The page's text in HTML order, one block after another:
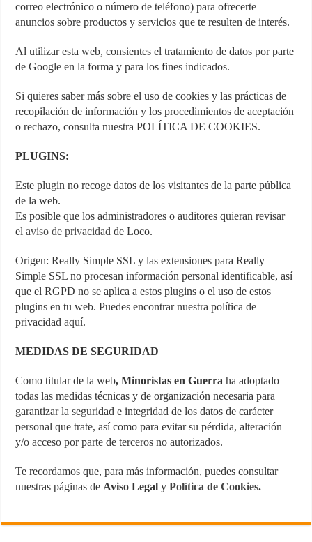
correo electrónico o número de teléfono) para ofrecerte
anuncios sobre productos y servicios que te resulten de interés.
Al utilizar esta web, consientes el tratamiento de datos por parte
de Google en la forma y para los fines indicados.
Si quieres saber más sobre el uso de cookies y las prácticas de
recopilación de información y los procedimientos de aceptación
o rechazo, consulta nuestra POLÍTICA DE COOKIES.
PLUGINS:
Este plugin no recoge datos de los visitantes de la parte pública
de la web.
Es posible que los administradores o auditores quieran revisar
elaviso de privacidad de Loco.
Origen: Really Simple SSL y las extensiones para Really
Simple SSL no procesan información personal identificable, así
que el RGPD no se aplica a estos plugins o el uso de estos
plugins en tu web. Puedes encontrar nuestra política de
privacidadaquí.
MEDIDAS DE SEGURIDAD
Como titular de la web, Minoristas en Guerra ha adoptado
todas las medidas técnicas y de organización necesaria para
garantizar la seguridad e integridad de los datos de carácter
personal que trate, así como para evitar su pérdida, alteración
y/o acceso por parte de terceros no autorizados.
Te recordamos que, para más información, puedes consultar
nuestras páginas de Aviso Legal yPolítica de Cookies.